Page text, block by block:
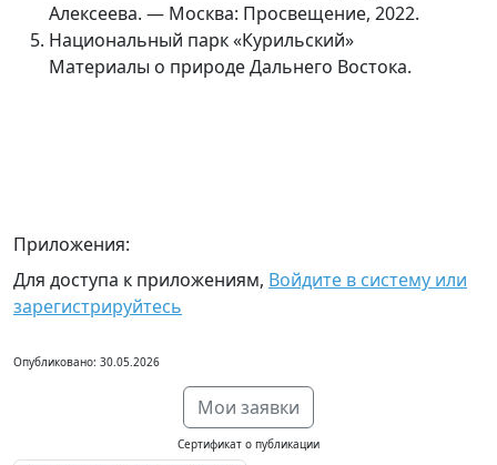
Алексеева. — Москва: Просвещение, 2022.
Национальный парк «Курильский»
Материалы о природе Дальнего Востока.
Приложения:
Для доступа к приложениям, Войдите в систему или
зарегистрируйтесь
Опубликовано: 30.05.2026
Мои заявки
Сертификат о публикации